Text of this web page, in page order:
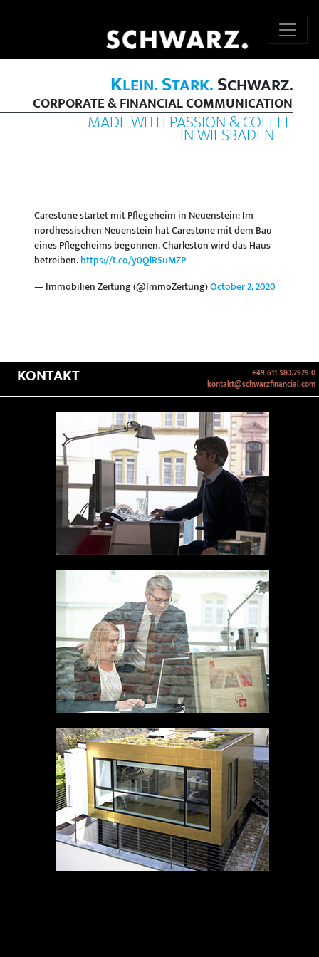
KLEIN.STARK.SCHWARZ.
CORPORATE & FINANCIAL COMMUNICATION
MADE WITH PASSION & COFFEE
IN WIESBADEN
Carestone startet mit Pflegeheim in Neuenstein: Im
nordhessischen Neuenstein hat Carestone mit dem Bau
eines Pflegeheims begonnen. Charleston wird das Haus
betreiben.https://t.co/y0QlR5uMZP
— Immobilien Zeitung (@ImmoZeitung)October 2, 2020
KONTAKT
+49.611.580.2929.0
kontakt@schwarzfinancial.com